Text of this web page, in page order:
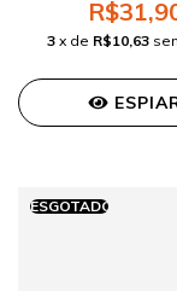
3 x de R$10,63
ESGOTADO